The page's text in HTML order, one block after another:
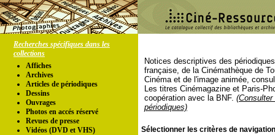
Recherches spécifiques dans les
collections
Affiches
Archives
Articles de périodiques
Dessins
Ouvrages
Photos en accés réservé
Revues de presse
Vidéos (DVD et VHS)
Notices descriptives des
française, de la Cinémathèque de
Cinéma et de l'image animée,
Les titres Cinémagazine et Paris-
coopération avec la BNF.
périodiques)
Sélectionner les critères de